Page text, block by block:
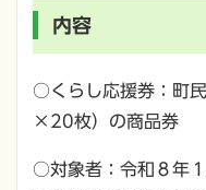
内容
○くらし応援券：町
×20枚）の商品券
○対象者：令和８年